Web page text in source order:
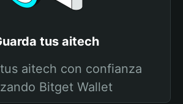
tus aitech
aitech con confianza
Bitget Wallet